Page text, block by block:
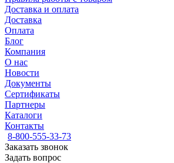
Доставка и оплата
Доставка
Оплата
Блог
Компания
О нас
Новости
Документы
Сертификаты
Партнеры
Каталоги
Контакты
8-800-555-33-73
Заказать звонок
Задать вопрос